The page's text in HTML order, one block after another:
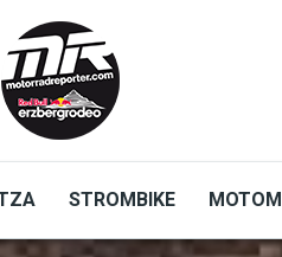
STROMBIKE